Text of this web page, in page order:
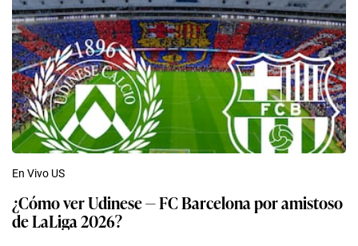
En Vivo US
¿Cómo ver Udinese — FC Barcelona por amistoso
de LaLiga 2026?